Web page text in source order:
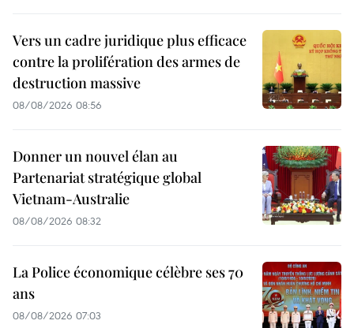
Vers un cadre juridique plus efficace
contre la prolifération des armes de
destruction massive
08/08/2026 08:56
Donner un nouvel élan au
Partenariat stratégique global
Vietnam-Australie
08/08/2026 08:32
La Police économique célèbre ses 70
ans
08/08/2026 07:03